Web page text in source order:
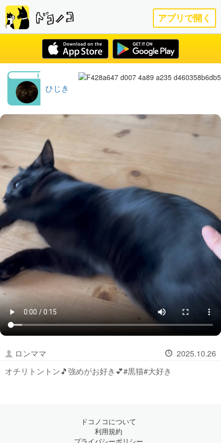
アプリで開く
ひじき
ロンママ
2025.10.26
オチリトントン🎵強めがお好き💕#黒猫#大好き
ドコノコについて
利用規約
プライバシーポリシー